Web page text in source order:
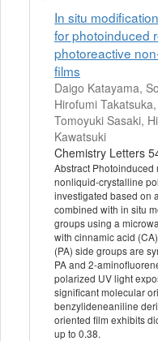
In situ
for photoinduced
photoreactive
films
Daigo Katayama,
Hirofumi
Tomoyuki Sasaki,
Kawatsuki
Chemistry Letters
Abstract
nonliquid-crystalline
investigated based on
combined with in situ
groups using a
with cinnamic acid
(PA) side groups are
PA and 2-
polarized UV light
significant molecular
benzylideneaniline
oriented film exhibits
up to 0.38.